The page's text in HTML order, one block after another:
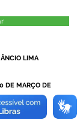
LIMA
DE MARÇO DE
DE